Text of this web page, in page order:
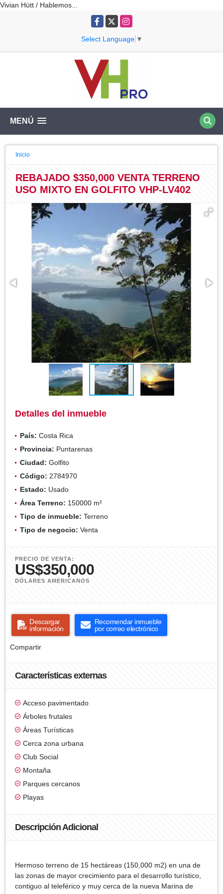
Vivian Hütt / Hablemos...
Facebook
X Instagram
Select Language ▼
MENÚ
Inicio
REBAJADO $350,000 VENTA TERRENO
USO MIXTO EN GOLFITO VHP-LV402
Detalles del inmueble
País: Costa Rica
Provincia: Puntarenas
Ciudad: Golfito
Código: 2784970
Estado: Usado
Área Terreno: 150000 m²
Tipo de inmueble: Terreno
Tipo de negocio: Venta
PRECIO DE VENTA:
US$350,000
DÓLARES AMERICANOS
Descargar
información
Recomendar inmueble
por correo electrónico
Compartir
Características externas
Acceso pavimentado
Árboles frutales
Áreas Turísticas
Cerca zona urbana
Club Social
Montaña
Parques cercanos
Playas
Descripción Adicional
Hermoso terreno de 15 hectáreas (150,000 m2) en una de
las zonas de mayor crecimiento para el desarrollo turístico,
contiguo al teleférico y muy cerca de la nueva Marina de